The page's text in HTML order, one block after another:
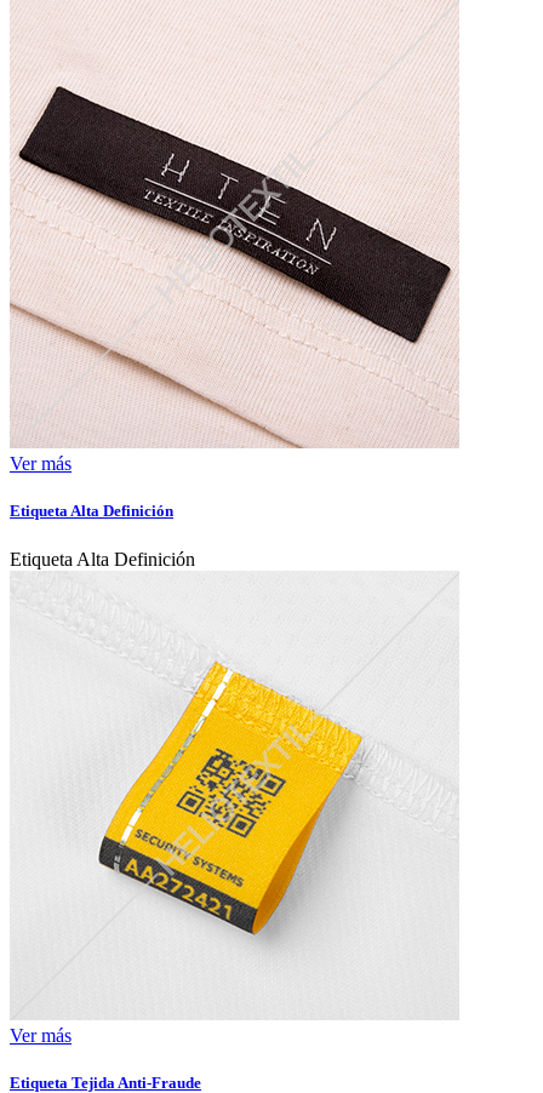
Ver más
Etiqueta Alta Definición
Etiqueta Alta Definición
Ver más
Etiqueta Tejida Anti-Fraude